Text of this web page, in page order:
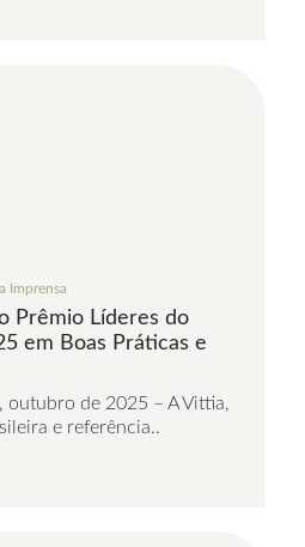
Imprensa
Prêmio Líderes do
em Boas Práticas e
outubro de 2025 – A Vittia,
e referência..